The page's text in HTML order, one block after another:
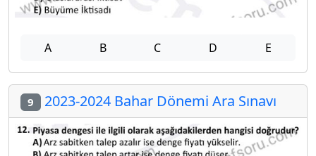
A B C D E
9 2023-2024 Bahar Dönemi Ara Sınavı